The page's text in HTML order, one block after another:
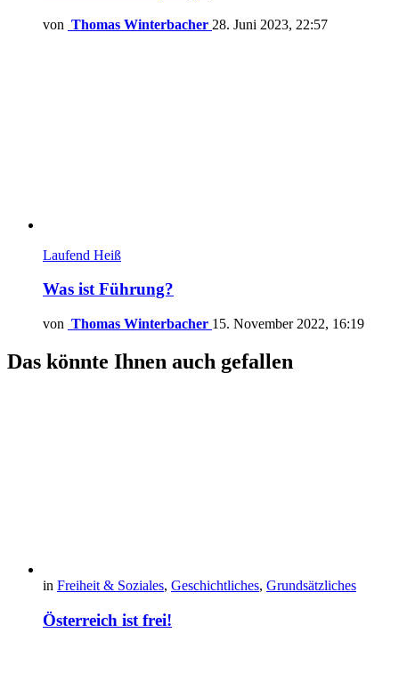
von Thomas Winterbacher 28. Juni 2023, 22:57
Laufend Heiß
Was ist Führung?
von Thomas Winterbacher 15. November 2022, 16:19
Das könnte Ihnen auch gefallen
in Freiheit & Soziales, Geschichtliches, Grundsätzliches
Österreich ist frei!